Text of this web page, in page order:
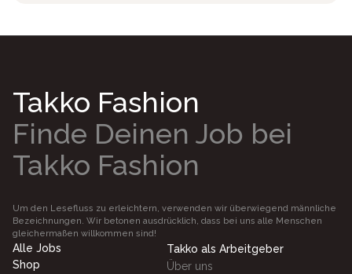
Takko Fashion
Finde Deinen Job bei
Takko Fashion
Um den Lesefluss zu erleichtern, verwenden wir überwiegend männliche
Bezeichnungen. Wir betonen ausdrücklich, dass bei uns alle Menschen
gleichermaßen willkommen sind!
Alle Jobs
Shop
Takko als Arbeitgeber
Über uns